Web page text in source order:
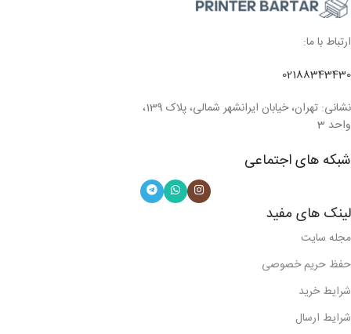
ارتباط با ما:
02188343430
نشانی: تهران، خیابان ایرانشهر شمالی، پلاک 139،
واحد 3
شبکه های اجتماعی
لینک های مفید
مجله سایت
حفظ حریم خصوصی
شرایط خرید
شرایط ارسال